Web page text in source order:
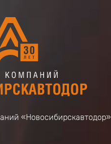
«Новосибирскавтодор»